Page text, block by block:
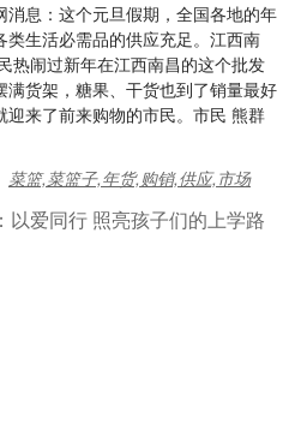
消息：这个元旦假期，全国各地的年
类生活必需品的供应充足。江西南
热闹过新年在江西南昌的这个批发
满货架，糖果、干货也到了销量最好
迎来了前来购物的市民。市民 熊群
菜篮,菜篮子,年货,购销,供应,市场